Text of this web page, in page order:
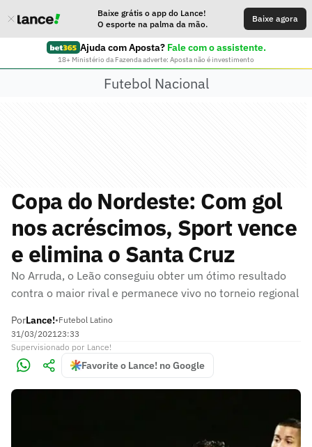
Baixe grátis o app do Lance!
O esporte na palma da mão.
Baixe agora
Ajuda com Aposta? Fale com o assistente.
18+ Ministério da Fazenda adverte: Aposta não é investimento
Futebol Nacional
Copa do Nordeste: Com gol
nos acréscimos, Sport vence
e elimina o Santa Cruz
No Arruda, o Leão conseguiu obter um ótimo resultado
contra o maior rival e permanece vivo no torneio regional
PorLance!•Futebol Latino
31/03/202123:33
Supervisionado por Lance!
Favorite o Lance! no Google